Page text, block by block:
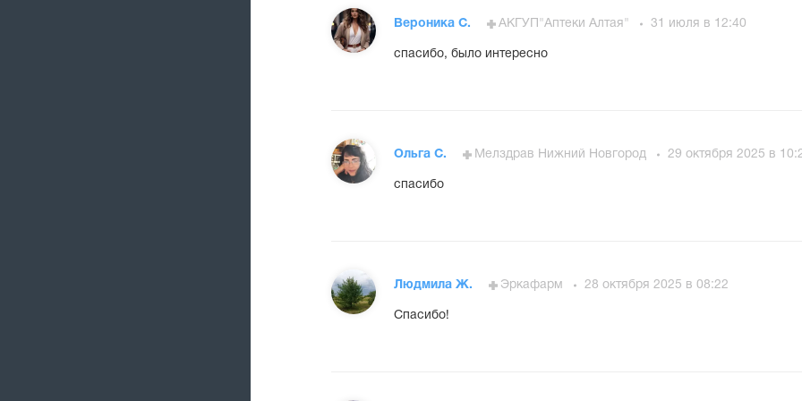
Вероника С. АКГУП"Аптеки Алтая" 31 июля в 12:40
спасибо, было интересно
Ольга С. Мелздрав Нижний Новгород 29 октября 2025 в
спасибо
Людмила Ж. Эркафарм 28 октября 2025 в 08:22
Спасибо!